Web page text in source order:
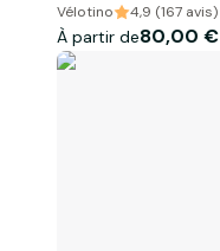
Vélotino 4,9 (167 avis)
À partir de80,00 €